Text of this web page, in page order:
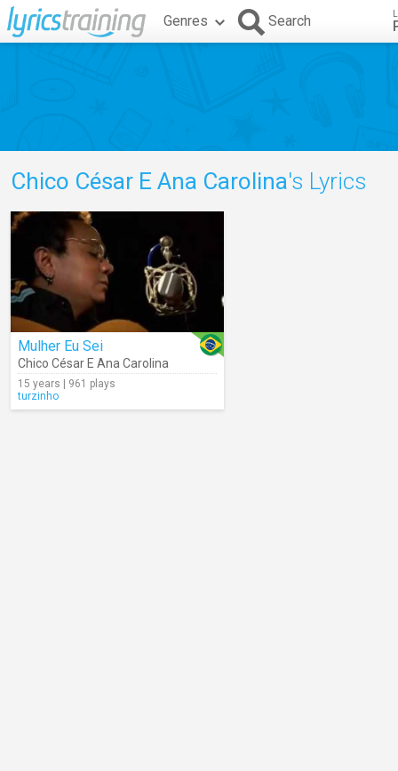
Genres Search
Chico César E Ana Carolina's Lyrics
Mulher Eu Sei
Chico César E Ana Carolina
15 years | 961 plays
turzinho